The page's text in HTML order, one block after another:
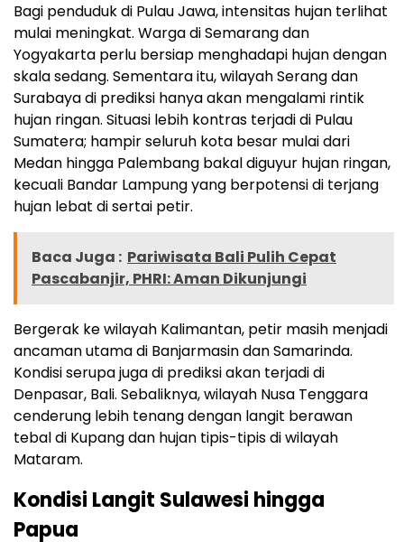
Bagi penduduk di Pulau Jawa, intensitas hujan terlihat
mulai meningkat. Warga di Semarang dan
Yogyakarta perlu bersiap menghadapi hujan dengan
skala sedang. Sementara itu, wilayah Serang dan
Surabaya di prediksi hanya akan mengalami rintik
hujan ringan. Situasi lebih kontras terjadi di Pulau
Sumatera; hampir seluruh kota besar mulai dari
Medan hingga Palembang bakal diguyur hujan ringan,
kecuali Bandar Lampung yang berpotensi di terjang
hujan lebat di sertai petir.
Baca Juga : Pariwisata Bali Pulih Cepat
Pascabanjir, PHRI: Aman Dikunjungi
Bergerak ke wilayah Kalimantan, petir masih menjadi
ancaman utama di Banjarmasin dan Samarinda.
Kondisi serupa juga di prediksi akan terjadi di
Denpasar, Bali. Sebaliknya, wilayah Nusa Tenggara
cenderung lebih tenang dengan langit berawan
tebal di Kupang dan hujan tipis-tipis di wilayah
Mataram.
Kondisi Langit Sulawesi hingga
Papua